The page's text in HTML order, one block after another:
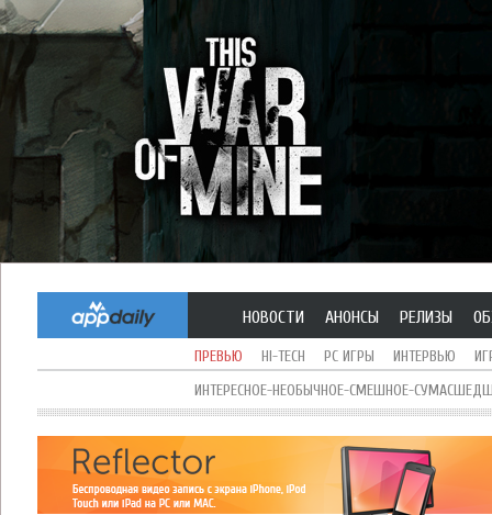
НОВОСТИ АНОНСЫ РЕЛИЗЫ
ПРЕВЬЮ HI-TECH PC ИГРЫ ИНТЕРВЬЮ
ИНТЕРЕСНОЕ-НЕОБЫЧНОЕ-СМЕШНОЕ-